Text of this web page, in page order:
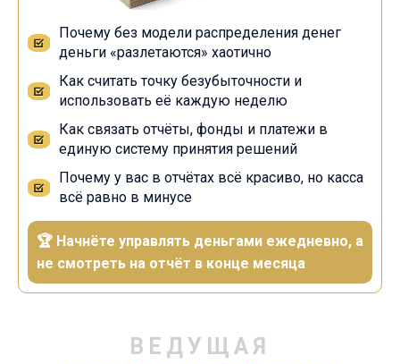
Почему без модели распределения денег
деньги «разлетаются» хаотично
Как считать точку безубыточности и
использовать её каждую неделю
Как связать отчёты, фонды и платежи в
единую систему принятия решений
Почему у вас в отчётах всё красиво, но касса
всё равно в минусе
🏆 Начнёте управлять деньгами ежедневно, а
не смотреть на отчёт в конце месяца
ВЕДУЩАЯ